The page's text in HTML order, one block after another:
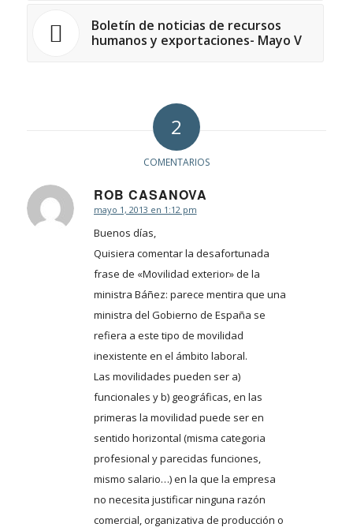
Boletín de noticias de recursos
humanos y exportaciones- Mayo V
2
COMENTARIOS
ROB CASANOVA
Dice:
mayo 1, 2013 en 1:12 pm
Buenos días,
Quisiera comentar la desafortunada
frase de «Movilidad exterior» de la
ministra Báñez: parece mentira que una
ministra del Gobierno de España se
refiera a este tipo de movilidad
inexistente en el ámbito laboral.
Las movilidades pueden ser a)
funcionales y b) geográficas, en las
primeras la movilidad puede ser en
sentido horizontal (misma categoria
profesional y parecidas funciones,
mismo salario…) en la que la empresa
no necesita justificar ninguna razón
comercial, organizativa de producción o